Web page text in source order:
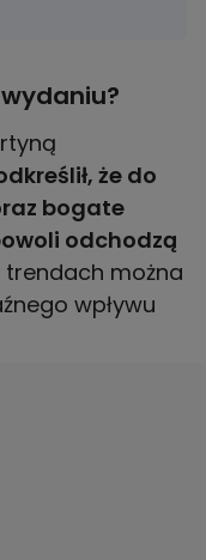
że do
bogate
odchodzą
trendach można
wpływu